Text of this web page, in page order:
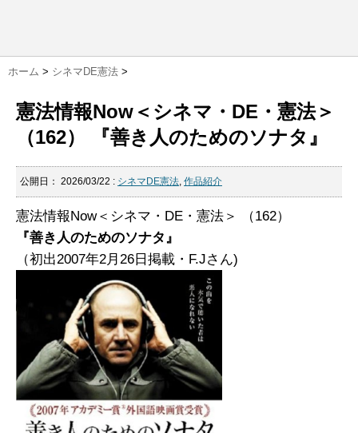
ホーム > シネマDE憲法 >
憲法情報Now＜シネマ・DE・憲法＞
（162） 『善き人のためのソナタ』
公開日： 2026/03/22 : シネマDE憲法, 作品紹介
憲法情報Now＜シネマ・DE・憲法＞ （162）
『善き人のためのソナタ』
（初出2007年2月26日掲載・F.Jさん)